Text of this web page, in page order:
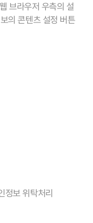
라우저 우측의 설
의 콘텐츠 설정 버튼
정보 위탁처리